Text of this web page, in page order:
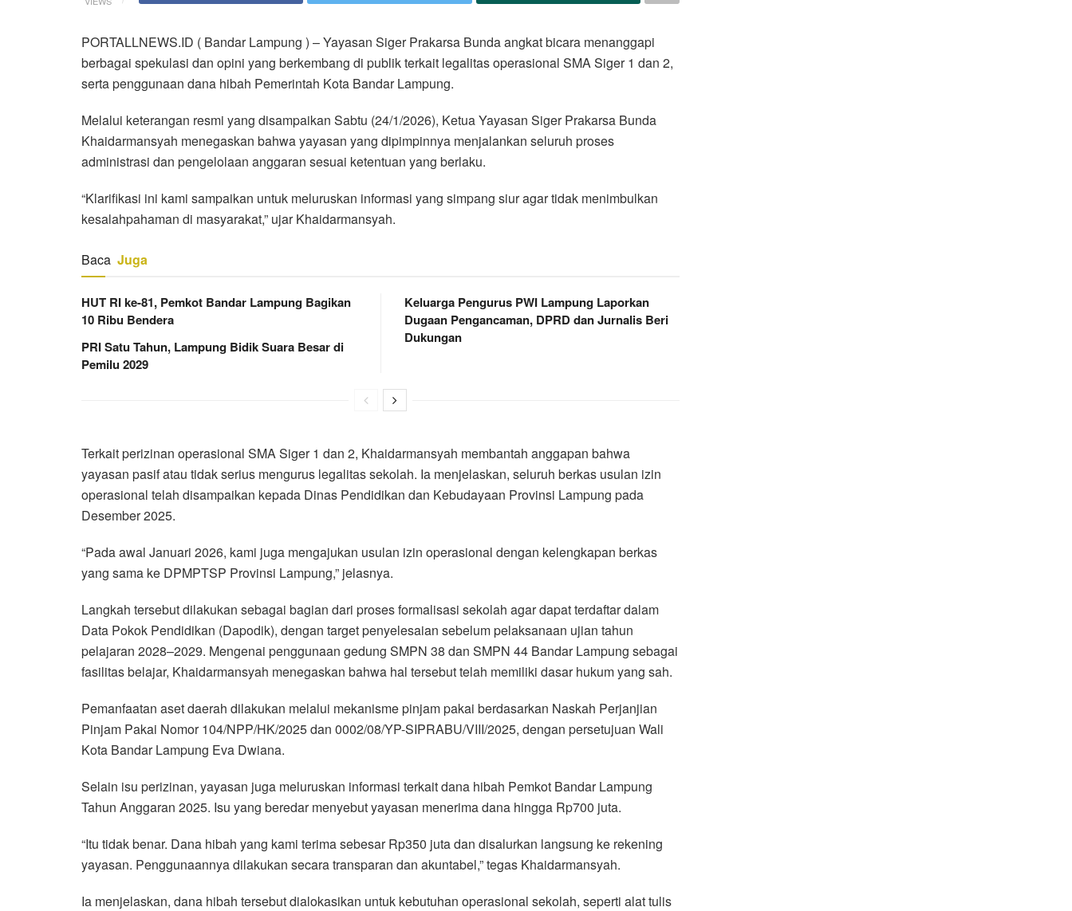
PORTALLNEWS.ID ( Bandar Lampung ) – Yayasan Siger Prakarsa Bunda angkat bicara menanggapi
berbagai spekulasi dan opini yang berkembang di publik terkait legalitas operasional SMA Siger 1 dan 2,
serta penggunaan dana hibah Pemerintah Kota Bandar Lampung.
Melalui keterangan resmi yang disampaikan Sabtu (24/1/2026), Ketua Yayasan Siger Prakarsa Bunda
Khaidarmansyah menegaskan bahwa yayasan yang dipimpinnya menjalankan seluruh proses
administrasi dan pengelolaan anggaran sesuai ketentuan yang berlaku.
“Klarifikasi ini kami sampaikan untuk meluruskan informasi yang simpang siur agar tidak menimbulkan
kesalahpahaman di masyarakat,” ujar Khaidarmansyah.
Baca Juga
HUT RI ke-81, Pemkot Bandar Lampung Bagikan
10 Ribu Bendera
PRI Satu Tahun, Lampung Bidik Suara Besar di
Pemilu 2029
Keluarga Pengurus PWI Lampung Laporkan
Dugaan Pengancaman, DPRD dan Jurnalis Beri
Dukungan
Terkait perizinan operasional SMA Siger 1 dan 2, Khaidarmansyah membantah anggapan bahwa
yayasan pasif atau tidak serius mengurus legalitas sekolah. Ia menjelaskan, seluruh berkas usulan izin
operasional telah disampaikan kepada Dinas Pendidikan dan Kebudayaan Provinsi Lampung pada
Desember 2025.
“Pada awal Januari 2026, kami juga mengajukan usulan izin operasional dengan kelengkapan berkas
yang sama ke DPMPTSP Provinsi Lampung,” jelasnya.
Langkah tersebut dilakukan sebagai bagian dari proses formalisasi sekolah agar dapat terdaftar dalam
Data Pokok Pendidikan (Dapodik), dengan target penyelesaian sebelum pelaksanaan ujian tahun
pelajaran 2028–2029. Mengenai penggunaan gedung SMPN 38 dan SMPN 44 Bandar Lampung sebagai
fasilitas belajar, Khaidarmansyah menegaskan bahwa hal tersebut telah memiliki dasar hukum yang sah.
Pemanfaatan aset daerah dilakukan melalui mekanisme pinjam pakai berdasarkan Naskah Perjanjian
Pinjam Pakai Nomor 104/NPP/HK/2025 dan 0002/08/YP-SIPRABU/VIII/2025, dengan persetujuan Wali
Kota Bandar Lampung Eva Dwiana.
Selain isu perizinan, yayasan juga meluruskan informasi terkait dana hibah Pemkot Bandar Lampung
Tahun Anggaran 2025. Isu yang beredar menyebut yayasan menerima dana hingga Rp700 juta.
“Itu tidak benar. Dana hibah yang kami terima sebesar Rp350 juta dan disalurkan langsung ke rekening
yayasan. Penggunaannya dilakukan secara transparan dan akuntabel,” tegas Khaidarmansyah.
Ia menjelaskan, dana hibah tersebut dialokasikan untuk kebutuhan operasional sekolah, seperti alat tulis